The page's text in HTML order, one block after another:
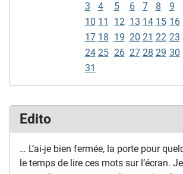
Edito
… L’ai-je bien fermée, la porte pour
le temps de lire ces mots sur l’écran.
3
4 5 6 7 8
9
10 11 12 13 14 15 16
17 18 19 20 21 22 23
24 25 26 27 28 29 30
31